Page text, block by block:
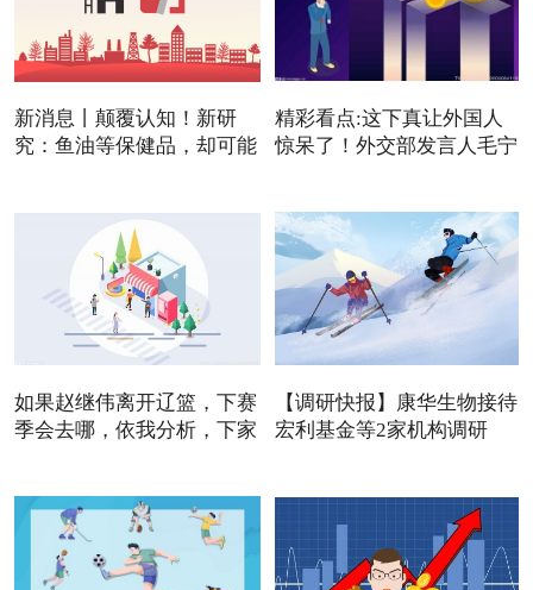
新消息丨颠覆认知！新研
究：鱼油等保健品，却可能
精彩看点:这下真让外国人
惊呆了！外交部发言人毛宁
如果赵继伟离开辽篮，下赛
季会去哪，依我分析，下家
【调研快报】康华生物接待
宏利基金等2家机构调研